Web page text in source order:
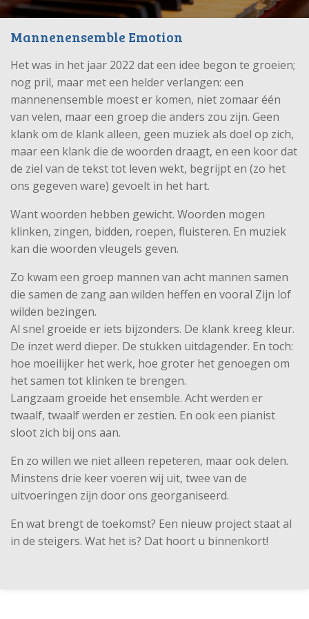
Mannenensemble Emotion
Het was in het jaar 2022 dat een idee begon te groeien;
nog pril, maar met een helder verlangen: een
mannenensemble moest er komen, niet zomaar één
van velen, maar een groep die anders zou zijn. Geen
klank om de klank alleen, geen muziek als doel op zich,
maar een klank die de woorden draagt, en een koor dat
de ziel van de tekst tot leven wekt, begrijpt en (zo het
ons gegeven ware) gevoelt in het hart.
Want woorden hebben gewicht. Woorden mogen
klinken, zingen, bidden, roepen, fluisteren. En muziek
kan die woorden vleugels geven.
Zo kwam een groep mannen van acht mannen samen
die samen de zang aan wilden heffen en vooral Zijn lof
wilden bezingen.
Al snel groeide er iets bijzonders. De klank kreeg kleur.
De inzet werd dieper. De stukken uitdagender. En toch:
hoe moeilijker het werk, hoe groter het genoegen om
het samen tot klinken te brengen.
Langzaam groeide het ensemble. Acht werden er
twaalf, twaalf werden er zestien. En ook een pianist
sloot zich bij ons aan.
En zo willen we niet alleen repeteren, maar ook delen.
Minstens drie keer voeren wij uit, twee van de
uitvoeringen zijn door ons georganiseerd.
En wat brengt de toekomst? Een nieuw project staat al
in de steigers. Wat het is? Dat hoort u binnenkort!